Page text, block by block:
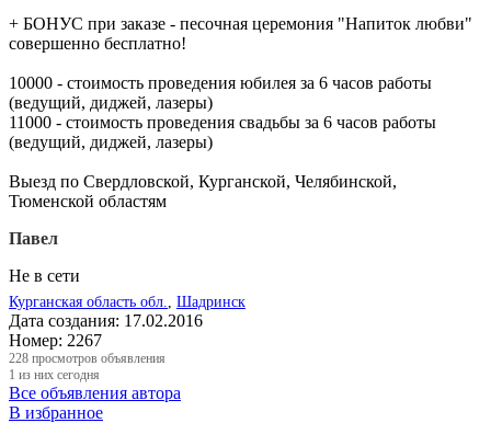
+ БОНУС при заказе - песочная церемония "Напиток любви"
совершенно бесплатно!
10000 - стоимость проведения юбилея за 6 часов работы
(ведущий, диджей, лазеры)
11000 - стоимость проведения свадьбы за 6 часов работы
(ведущий, диджей, лазеры)
Выезд по Свердловской, Курганской, Челябинской,
Тюменской областям
Павел
Не в сети
Курганская область обл. Шадринск
Дата создания: 17.02.2016
Номер: 2267
228 просмотров объявления
1 из них сегодня
Все объявления автора
В избранное